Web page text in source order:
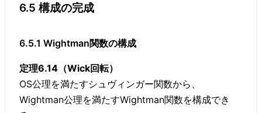
6.5 構成の完成
6.5.1 Wightman関数の構成
定理6.14（Wick回転）
OS公理を満たすシュヴィンガー関数から、
Wightman公理を満たすWightman関数を構成でき